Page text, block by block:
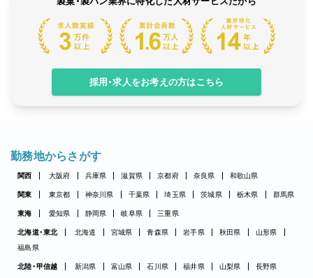
採用・求人をお考えの方はこちら
勤務地からさがす
関西 大阪府 兵庫県 滋賀県 京都府 奈良県 和歌山県
関東 東京都 神奈川県 千葉県 埼玉県 茨城県 栃木県 群馬県
東海 愛知県 静岡県 岐阜県 三重県
北海道・東北 北海道 宮城県 青森県 岩手県 秋田県
山形県
福島県
北陸・甲信越 新潟県 富山県 石川県 福井県 山梨県 長野県